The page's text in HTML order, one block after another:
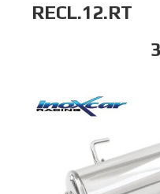
RECL.12.RT